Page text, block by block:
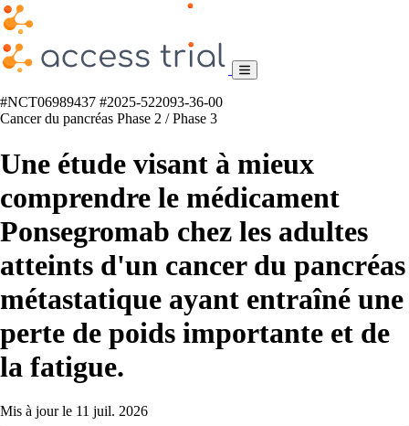
#NCT06989437 #2025-522093-36-00
Cancer du pancréas Phase 2 / Phase 3
Une étude visant à mieux
comprendre le médicament
Ponsegromab chez les adultes
atteints d'un cancer du pancréas
métastatique ayant entraîné une
perte de poids importante et de
la fatigue.
Mis à jour le 11 juil. 2026